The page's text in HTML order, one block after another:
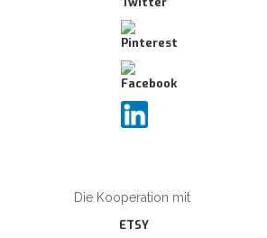
Die Kooperation mit
ETSY